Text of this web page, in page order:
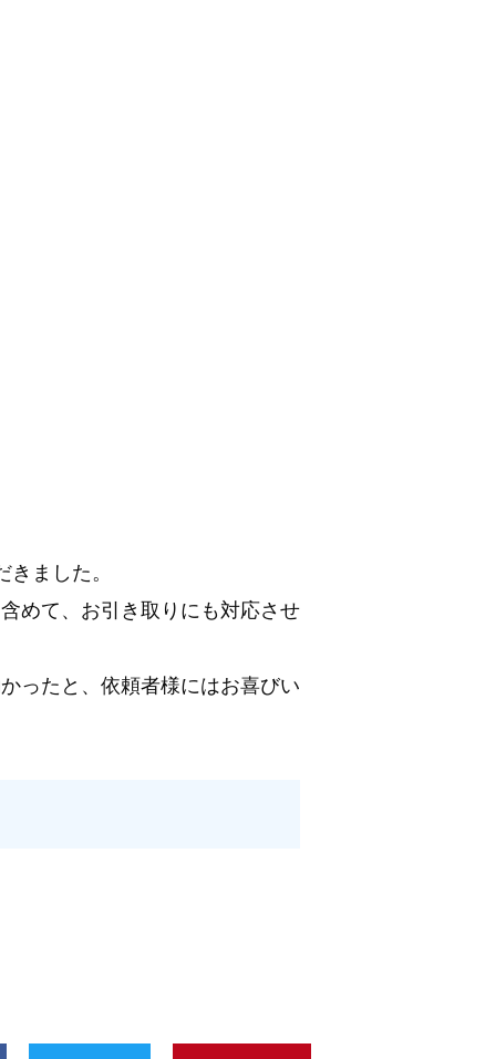
ました。
めて、お引き取りにも対応させ
ったと、依頼者様にはお喜びい